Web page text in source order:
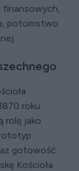
finansowych,
potomstwo
roku.
rolę jako
gotowość
Kościoła